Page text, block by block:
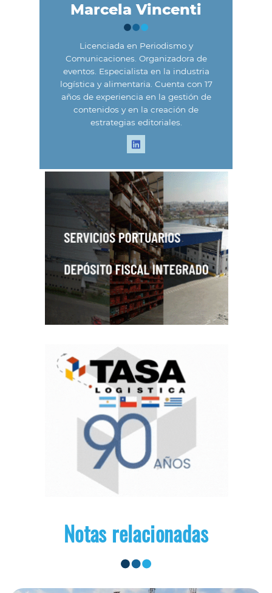
Marcela Vincenti
Licenciada en Periodismo y
Comunicaciones. Organizadora de
eventos. Especialista en la industria
logística y alimentaria. Cuenta con 17
años de experiencia en la gestión de
contenidos y en la creación de
estrategias editoriales.
Notas relacionadas